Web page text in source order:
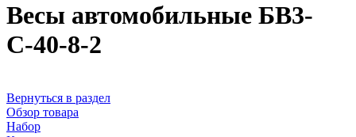
Весы автомобильные БВ3-
С-40-8-2
Вернуться в раздел
Обзор товара
Набор